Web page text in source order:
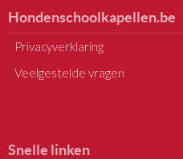
Hondenschoolkapellen.be
Privacyverklaring
Veelgestelde vragen
Snelle linken